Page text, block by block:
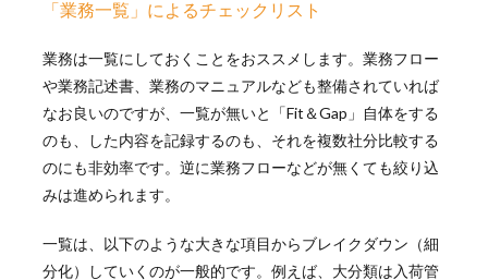
「業務一覧」によるチェックリスト
業務は一覧にしておくことをおススメします。業務フロー
や業務記述書、業務のマニュアルなども整備されていれば
なお良いのですが、一覧が無いと「Fit＆Gap」自体をする
のも、した内容を記録するのも、それを複数社分比較する
のにも非効率です。逆に業務フローなどが無くても絞り込
みは進められます。
一覧は、以下のような大きな項目からブレイクダウン（細
分化）していくのが一般的です。例えば、大分類は入荷管